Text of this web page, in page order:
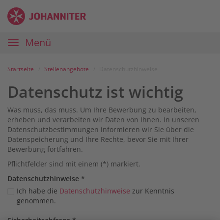
Zum
Inhalt
Anmelden
Zur
Navigation
Zur
Startseite
Karriereportal
Johanniter
Hauptnavigation
Menü
Startseite Stellenangebote
Datenschutz ist wichtig
Was muss, das muss. Um Ihre Bewerbung zu bearbeiten,
erheben und verarbeiten wir Daten von Ihnen. In unseren
Datenschutzbestimmungen informieren wir Sie über die
Datenspeicherung und Ihre Rechte, bevor Sie mit Ihrer
Bewerbung fortfahren.
Pflichtfelder sind mit einem (*) markiert.
Datenschutz­hinweise *
Ich habe die Datenschutzhinweise zur Kenntnis
genommen.